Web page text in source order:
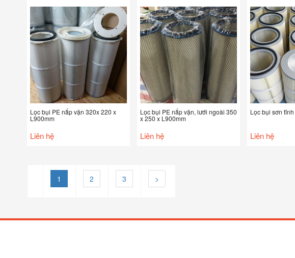
Lọc bụi PE nắp vặn 320x 220 x
L900mm
Liên hệ
Lọc bụi PE nắp vặn, lưới ngoài 350
x 250 x L900mm
Liên hệ
Lọc bụi sơn
Liên hệ
1 2 3 >